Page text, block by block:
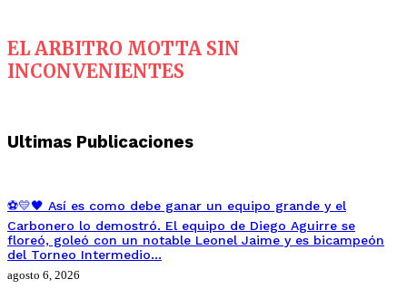
EL ARBITRO MOTTA SIN
INCONVENIENTES
Ultimas Publicaciones
⚽💛🖤 Así es como debe ganar un equipo grande y el
Carbonero lo demostró. El equipo de Diego Aguirre se
floreó, goleó con un notable Leonel Jaime y es bicampeón
del Torneo Intermedio…
agosto 6, 2026